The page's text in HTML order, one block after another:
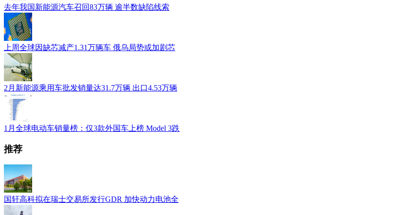
去年我国新能源汽车召回83万辆 逾半数缺陷线索
上周全球因缺芯减产1.31万辆车 俄乌局势或加剧芯
2月新能源乘用车批发销量达31.7万辆 出口4.53万辆
1月全球电动车销量榜：仅3款外国车上榜 Model 3跌
推荐
国轩高科拟在瑞士交易所发行GDR 加快动力电池全